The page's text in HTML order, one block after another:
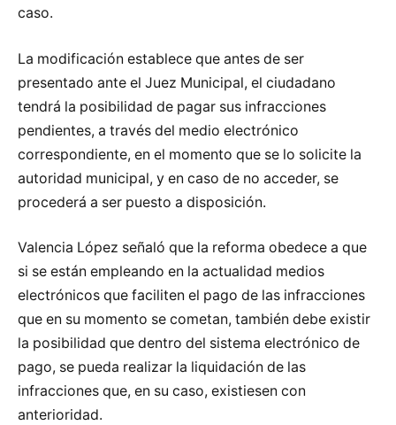
caso.
La modificación establece que antes de ser
presentado ante el Juez Municipal, el ciudadano
tendrá la posibilidad de pagar sus infracciones
pendientes, a través del medio electrónico
correspondiente, en el momento que se lo solicite la
autoridad municipal, y en caso de no acceder, se
procederá a ser puesto a disposición.
Valencia López señaló que la reforma obedece a que
si se están empleando en la actualidad medios
electrónicos que faciliten el pago de las infracciones
que en su momento se cometan, también debe existir
la posibilidad que dentro del sistema electrónico de
pago, se pueda realizar la liquidación de las
infracciones que, en su caso, existiesen con
anterioridad.